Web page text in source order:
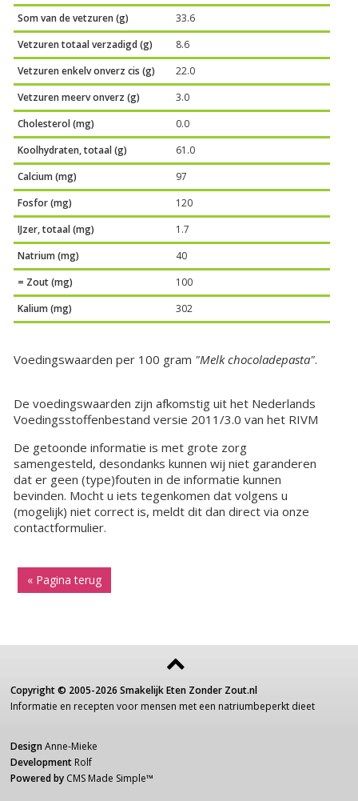
Som van de vetzuren (g)
33.6
Vetzuren totaal verzadigd (g)
8.6
Vetzuren enkelv onverz cis (g)
22.0
Vetzuren meerv onverz (g)
3.0
Cholesterol (mg)
0.0
Koolhydraten, totaal (g)
61.0
Calcium (mg)
97
Fosfor (mg)
120
IJzer, totaal (mg)
1.7
Natrium (mg)
40
= Zout (mg)
100
Kalium (mg)
302
Voedingswaarden per 100 gram "Melk chocoladepasta".
De voedingswaarden zijn afkomstig uit het Nederlands
Voedingsstoffenbestand versie 2011/3.0 van het RIVM
De getoonde informatie is met grote zorg
samengesteld, desondanks kunnen wij niet garanderen
dat er geen (type)fouten in de informatie kunnen
bevinden. Mocht u iets tegenkomen dat volgens u
(mogelijk) niet correct is, meldt dit dan direct via onze
contactformulier.
« Pagina terug
Copyright © 2005-2026 Smakelijk Eten Zonder Zout.nl
Informatie en recepten voor mensen met een natriumbeperkt dieet
Design Anne-Mieke
Development Rolf
Powered by CMS Made Simple™